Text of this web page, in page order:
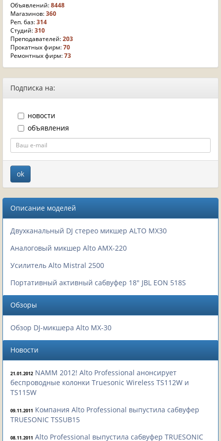
Объявлений:8448
Магазинов:360
Реп. баз:314
Студий:310
Преподавателей:203
Прокатных фирм:70
Ремонтных фирм:73
Подписка на:
новости
объявления
Описание моделей
Двухканальный DJ стерео микшер ALTO MX30
Аналоговый микшер Alto AMX-220
Усилитель Alto Mistral 2500
Портативный активный сабвуфер 18" JBL EON 518S
Обзоры
Обзор DJ-микшера Alto MX-30
Новости
21.01.2012 NAMM 2012! Alto Professional анонсирует
беспроводные колонки Truesonic Wireless TS112W и
TS115W
09.11.2011 Компания Alto Professional выпустила сабвуфер
TRUESONIC TSSUB15
08.11.2011 Alto Professional выпустила сабвуфер TRUESONIC